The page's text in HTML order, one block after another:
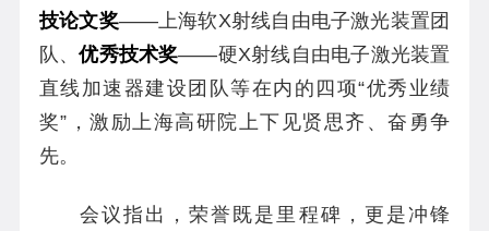
技论文奖——上海软X射线自由电子激光装置团
队、优秀技术奖——硬X射线自由电子激光装置
直线加速器建设团队等在内的四项“优秀业绩
奖”，激励上海高研院上下见贤思齐、奋勇争
先。
会议指出，荣誉既是里程碑，更是冲锋